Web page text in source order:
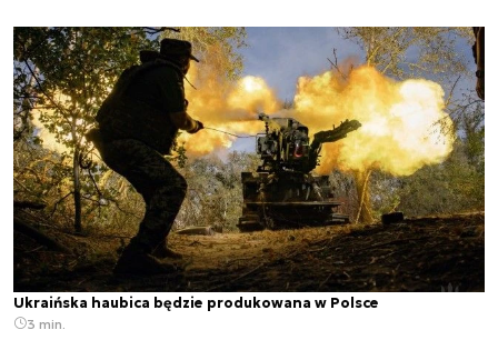
Ukraińska haubica będzie produkowana w Polsce
3 min.